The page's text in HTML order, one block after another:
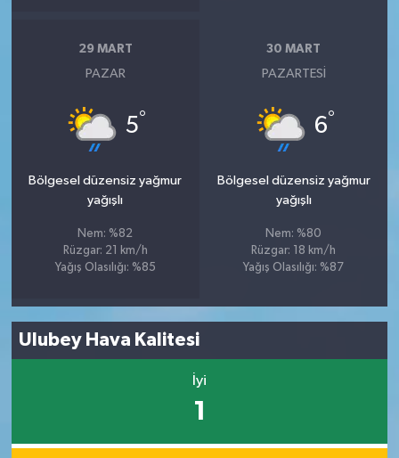
29 MART
PAZAR
5°
Bölgesel düzensiz yağmur
yağışlı
Nem: %82
Rüzgar: 21 km/h
Yağış Olasılığı: %85
30 MART
PAZARTESI
6°
Bölgesel düzensiz yağmur
yağışlı
Nem: %80
Rüzgar: 18 km/h
Yağış Olasılığı: %87
Ulubey Hava Kalitesi
İyi
1